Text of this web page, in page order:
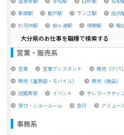
重岡駅
敷戸駅 下ノ江駅 庄内
杉河内駅
柳ヶ浦駅 夜明駅 暘
大分県のお仕事を職種で検索する
営業・販売系
営業 営業アシスタント
販売《アパ
販売《量販店・モバイル》
販売《食品》
冠婚葬祭
イベント
テレマーケティ
受付・ショールーム
旅行 アミュー
事務系